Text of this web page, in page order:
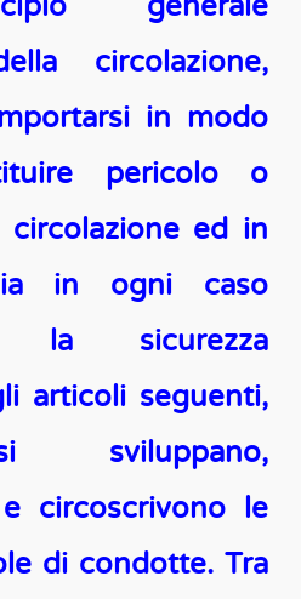
circolazione,
in modo
pericolo o
ed in
in ogni caso
la sicurezza
articoli seguenti,
sviluppano,
circoscrivono le
di condotte. Tra